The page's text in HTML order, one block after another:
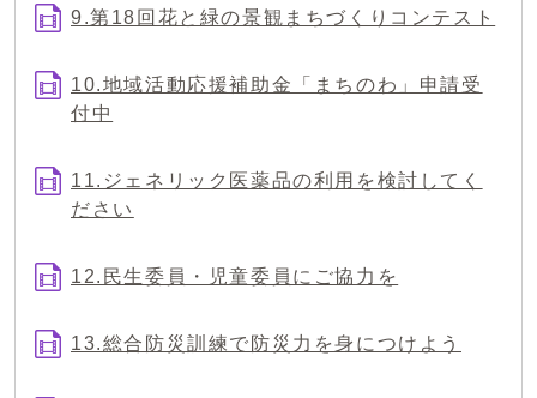
9.第18回花と緑の景観まちづくりコンテスト
10.地域活動応援補助金「まちのわ」申請受
付中
11.ジェネリック医薬品の利用を検討してく
ださい
12.民生委員・児童委員にご協力を
13.総合防災訓練で防災力を身につけよう